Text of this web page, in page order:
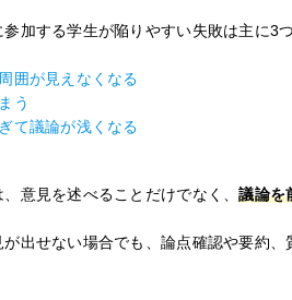
加する学生が陥りやすい失敗は主に3つ
囲が見えなくなる
う
て議論が浅くなる
意見を述べることだけでなく、議論を
出せない場合でも、論点確認や要約、